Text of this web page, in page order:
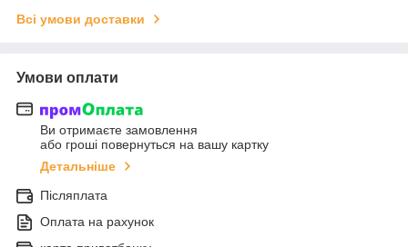
Всі умови доставки
Умови оплати
Ви отримаєте замовлення
або гроші повернуться на вашу картку
Детальніше
Післяплата
Оплата на рахунок